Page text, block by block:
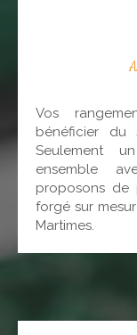
Vos
bénéficier
Seulement
ensemble
proposons de
forgé sur
Martimes.